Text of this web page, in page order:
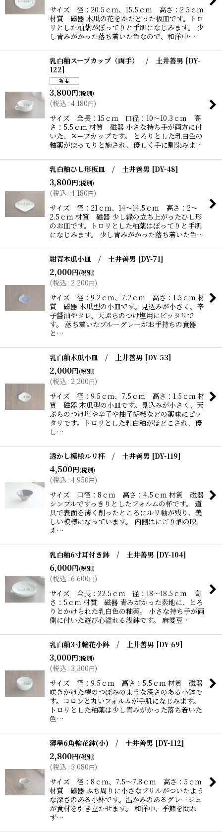
サイズ 径：20.5ｃｍ、15.5ｃｍ 高さ：2.5ｃｍ
材質 磁器 木瓜の花をかたどった板皿です。トロ
リとした釉薬がぽってりと手肌になじみます。 少
し青みがかった落ち着いた色なので、和洋中…
乳白釉スープカップ（両手） / 土井善男 [DY-
122]
3,800円(税別)
(税込: 4,180円)
サイズ 全長：15ｃｍ 口径：10〜10.3ｃｍ 高
さ：5.5ｃｍ 材質 磁器 小さな持ち手が両方に付
いた、スープカップです。 とろりとした乳白色の
釉薬がぽってりと施され、優しく手に馴染みま…
乳白釉ひし形板皿 / 土井善男 [DY-48]
3,800円(税別)
(税込: 4,180円)
サイズ 径：21ｃｍ、14〜14.5ｃｍ 高さ：2〜
2.5ｃｍ 材質 磁器 少し縁の立ち上がったひし形
のお皿です。トロリとした釉薬はぽってりと手肌
になじみます。 少し青みがかった落ち着いた色…
紺青木瓜小皿 / 土井善男 [DY-71]
2,000円(税別)
(税込: 2,200円)
サイズ 径：9.2ｃｍ、7.2ｃｍ 高さ：1.5ｃｍ 材
質 磁器 木瓜型の小皿です。見込みが小さく、辛
子醤油やタレ、天ぷらのつけ塩用にピッタリで
す。 落ち着いたブルーグレーがお手持ちの食器
と…
乳白釉木瓜小皿 / 土井善男 [DY-53]
2,000円(税別)
(税込: 2,200円)
サイズ 径：9.5ｃｍ、7.5ｃｍ 高さ：1.5ｃｍ 材
質 磁器 木瓜型の小皿です。見込みが小さく、天
ぷらのつけ塩や辛子や柚子胡椒などの薬味にピッ
タリです。トロリとした乳白釉がほどこされ、優
し…
透かし模様ルリ杯 / 土井善男 [DY-119]
4,500円(税別)
(税込: 4,950円)
サイズ 口径：8ｃｍ 高さ：4.5ｃｍ 材質 磁器
シンプルですっきりとしたフォルムの杯です。 道
具で表面を薄く削ったところにルリ釉が残り、美
しい模様になっています。 内側はにごり酒の映
え…
乳白釉6寸耳付き鉢 / 土井善男 [DY-104]
6,000円(税別)
(税込: 6,600円)
サイズ 全長：22.5ｃｍ 径：18〜18.5ｃｍ 高
さ：5ｃｍ 材質 磁器 青みがかった素地に、とろ
りとかけられた乳白色の釉薬。 小さな持ち手が両
側に付いた遊び心溢れる浅鉢です。 麻婆豆…
乳白釉3寸輪花小鉢 / 土井善男 [DY-69]
3,000円(税別)
(税込: 3,300円)
サイズ 径：9.5ｃｍ 高さ：5.5ｃｍ 材質 磁器
咲きかけた椿のつぼみのような深さのある小鉢で
す。コロンと丸いフォルムが手肌になじみます。
トロリとした釉薬は少し青みがかった落ち着いた
色…
薄墨6角輪花鉢(小) / 土井善男 [DY-112]
2,800円(税別)
(税込: 3,080円)
サイズ 径：8ｃｍ、7.5〜7.8ｃｍ 高さ：5ｃｍ
材質 磁器 ふち周りに小さなフリルがついたよう
な深さのある小鉢です。温かみのあるグレージュ
が食材を引き立たせます。 和洋中、季節を問わ
ず…